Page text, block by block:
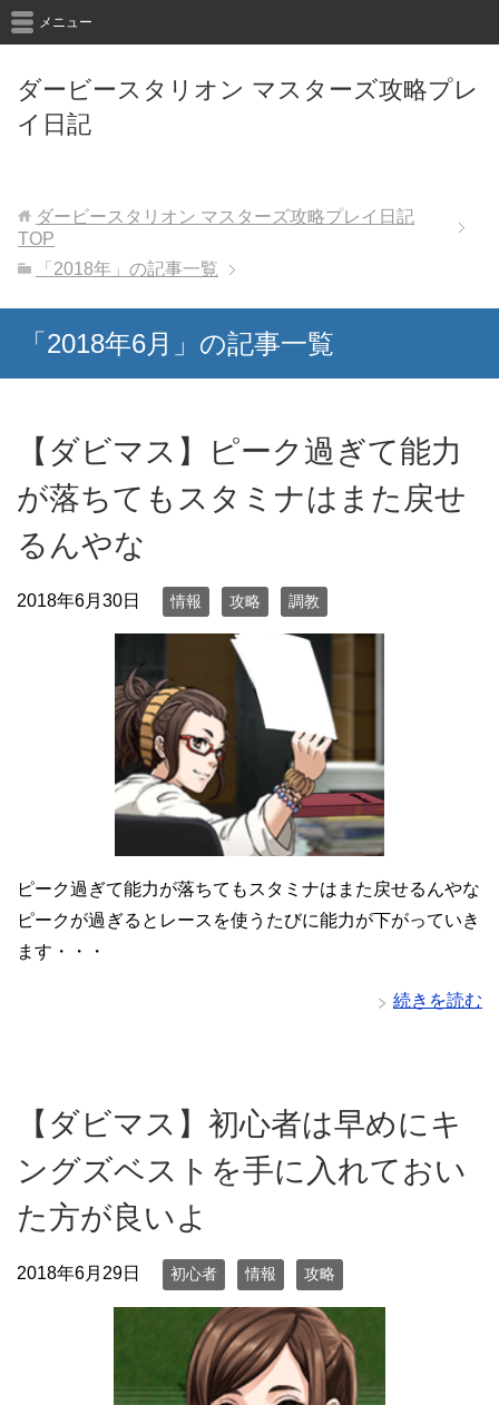
ダービースタリオン マスターズ攻略プレ
イ日記
メニュー
ダービースタリオン マスターズ攻略プレイ日記
TOP
「2018年」の記事一覧
「2018年6月」の記事一覧
【ダビマス】ピーク過ぎて能力
が落ちてもスタミナはまた戻せ
るんやな
2018年6月30日 情報 攻略 調教
ピーク過ぎて能力が落ちてもスタミナはまた戻せるんやな
ピークが過ぎるとレースを使うたびに能力が下がっていき
ます・・・
続きを読む
【ダビマス】初心者は早めにキ
ングズベストを手に入れておい
た方が良いよ
2018年6月29日 初心者 情報 攻略